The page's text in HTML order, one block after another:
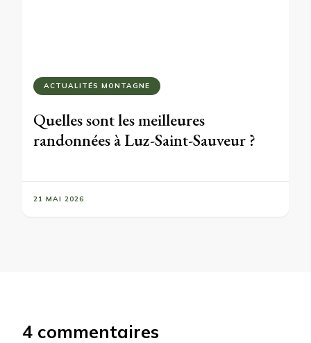
ACTUALITÉS MONTAGNE
Quelles sont les meilleures
randonnées à Luz-Saint-Sauveur ?
21 MAI 2026
4 commentaires